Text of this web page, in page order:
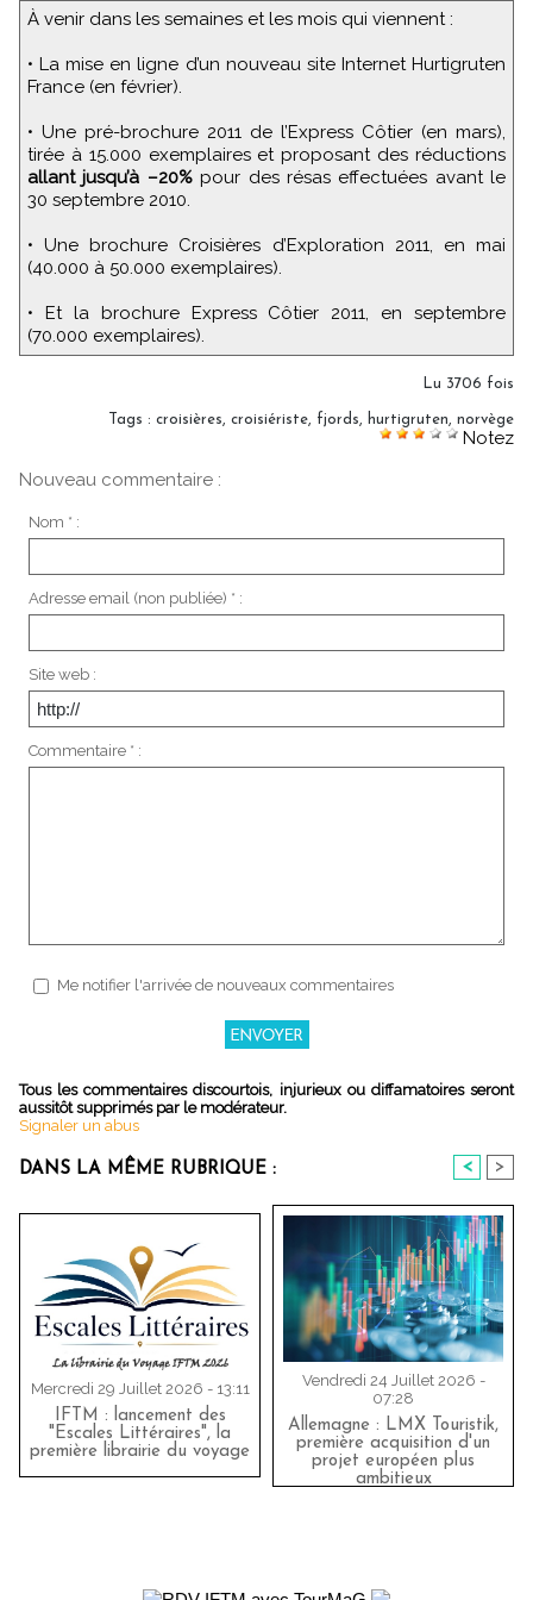
À venir dans les semaines et les mois qui viennent :
• La mise en ligne d’un nouveau site Internet Hurtigruten
France (en février).
• Une pré-brochure 2011 de l’Express Côtier (en mars),
tirée à 15.000 exemplaires et proposant des réductions
allant jusqu’à –20%pour des résas effectuées avant le
30 septembre 2010.
• Une brochure Croisières d’Exploration 2011, en mai
(40.000 à 50.000 exemplaires).
• Et la brochure Express Côtier 2011, en septembre
(70.000 exemplaires).
Lu 3706 fois
Tags : croisières, croisiériste, fjords, hurtigruten, norvège
Notez
Nouveau commentaire :
Nom * :
Adresse email (non publiée) * :
Site web :
Commentaire * :
Me notifier l'arrivée de nouveaux commentaires
Tous les commentaires discourtois, injurieux ou diffamatoires seront
aussitôt supprimés par le modérateur.
Signaler un abus
DANS LA MÊME RUBRIQUE : < >
Mercredi 29 Juillet 2026 - 13:11
IFTM : lancement des
"Escales Littéraires", la
première librairie du voyage
Vendredi 24 Juillet 2026 -
07:28
Allemagne : LMX Touristik,
première acquisition d'un
projet européen plus
ambitieux